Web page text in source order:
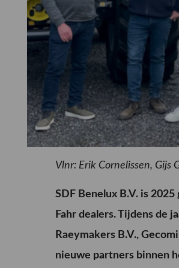
Vlnr: Erik Cornelissen, Gijs
SDF Benelux B.V. is
Fahr dealers. Tijdens de
Raeymakers B.V.,
nieuwe partners binnen